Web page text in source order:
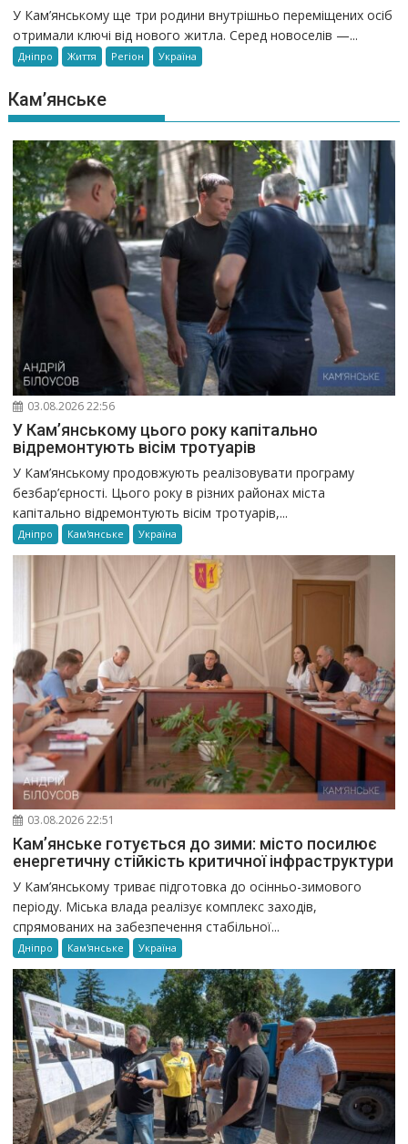
У Кам’янському ще три родини внутрішньо переміщених осіб
отримали ключі від нового житла. Серед новоселів —...
Дніпро Життя Регіон Україна
Кам’янське
03.08.2026 22:56
У Кам’янському цього року капітально
відремонтують вісім тротуарів
У Кам’янському продовжують реалізовувати програму
безбар’єрності. Цього року в різних районах міста
капітально відремонтують вісім тротуарів,...
Дніпро Кам'янське Україна
03.08.2026 22:51
Кам’янське готується до зими: місто посилює
енергетичну стійкість критичної інфраструктури
У Кам’янському триває підготовка до осінньо-зимового
періоду. Міська влада реалізує комплекс заходів,
спрямованих на забезпечення стабільної...
Дніпро Кам'янське Україна